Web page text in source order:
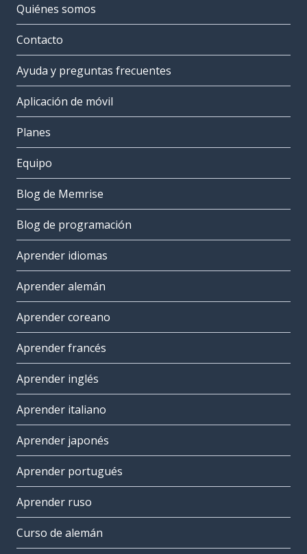
Quiénes somos
Contacto
Ayuda y preguntas frecuentes
Aplicación de móvil
Planes
Equipo
Blog de Memrise
Blog de programación
Aprender idiomas
Aprender alemán
Aprender coreano
Aprender francés
Aprender inglés
Aprender italiano
Aprender japonés
Aprender portugués
Aprender ruso
Curso de alemán